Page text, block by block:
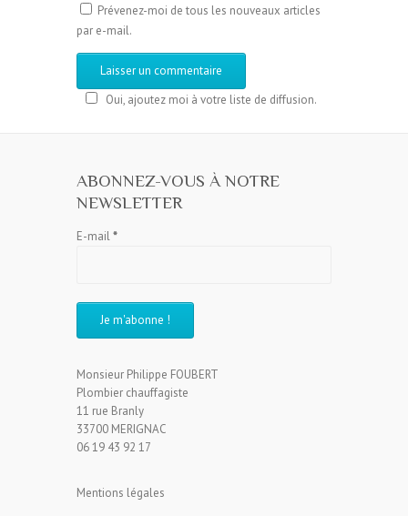
Prévenez-moi de tous les nouveaux articles
par e-mail.
Oui, ajoutez moi à votre liste de diffusion.
ABONNEZ-VOUS À NOTRE
NEWSLETTER
E-mail*
Monsieur Philippe FOUBERT
Plombier chauffagiste
11 rue Branly
33700 MERIGNAC
06 19 43 92 17
Mentions légales